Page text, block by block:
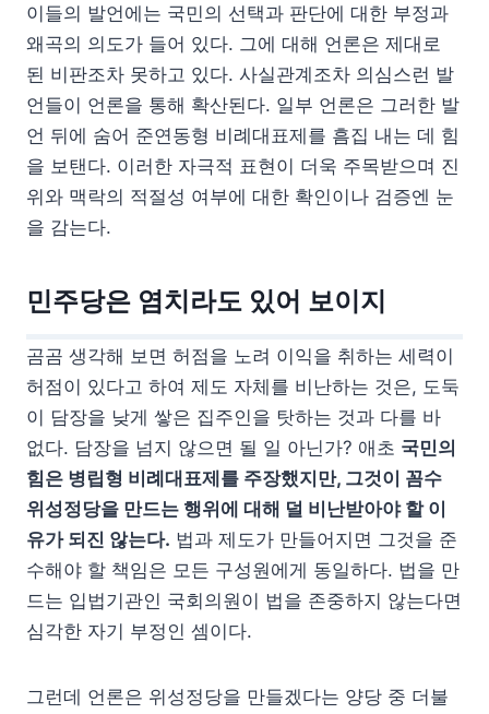
이들의 발언에는 국민의 선택과 판단에 대한 부정과
왜곡의 의도가 들어 있다. 그에 대해 언론은 제대로
된 비판조차 못하고 있다. 사실관계조차 의심스런 발
언들이 언론을 통해 확산된다. 일부 언론은 그러한 발
언 뒤에 숨어 준연동형 비례대표제를 흠집 내는 데 힘
을 보탠다. 이러한 자극적 표현이 더욱 주목받으며 진
위와 맥락의 적절성 여부에 대한 확인이나 검증엔 눈
을 감는다.
민주당은 염치라도 있어 보이지
곰곰 생각해 보면 허점을 노려 이익을 취하는 세력이
허점이 있다고 하여 제도 자체를 비난하는 것은, 도둑
이 담장을 낮게 쌓은 집주인을 탓하는 것과 다를 바
없다. 담장을 넘지 않으면 될 일 아닌가? 애초 국민의
힘은 병립형 비례대표제를 주장했지만, 그것이 꼼수
위성정당을 만드는 행위에 대해 덜 비난받아야 할 이
유가 되진 않는다. 법과 제도가 만들어지면 그것을 준
수해야 할 책임은 모든 구성원에게 동일하다. 법을 만
드는 입법기관인 국회의원이 법을 존중하지 않는다면
심각한 자기 부정인 셈이다.
그런데 언론은 위성정당을 만들겠다는 양당 중 더불